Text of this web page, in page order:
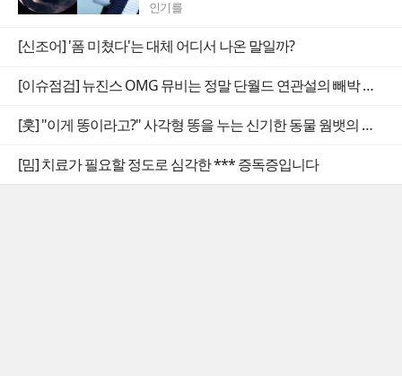
인기를
[신조어] '폼 미쳤다'는 대체 어디서 나온 말일까?
[이슈점검] 뉴진스 OMG 뮤비는 정말 단월드 연관설의 빼박 증거일까
[훗] "이게 똥이라고?" 사각형 똥을 누는 신기한 동물 웜뱃의 비밀
[밈] 치료가 필요할 정도로 심각한 *** 증독증입니다